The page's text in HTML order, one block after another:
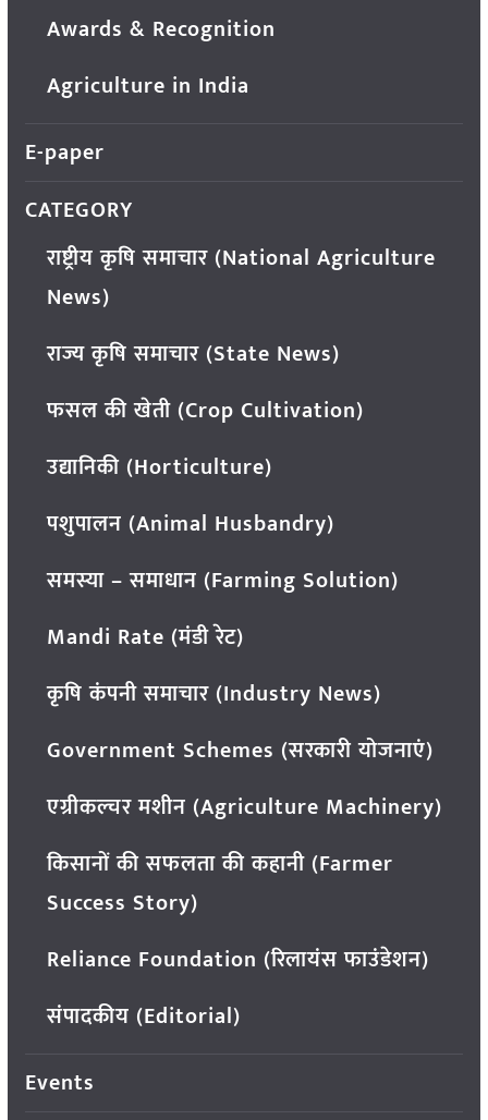
Awards & Recognition
Agriculture in India
E-paper
CATEGORY
राष्ट्रीय कृषि समाचार (National Agriculture
News)
राज्य कृषि समाचार (State News)
फसल की खेती (Crop Cultivation)
उद्यानिकी (Horticulture)
पशुपालन (Animal Husbandry)
समस्या – समाधान (Farming Solution)
Mandi Rate (मंडी रेट)
कृषि कंपनी समाचार (Industry News)
Government Schemes (सरकारी योजनाएं)
एग्रीकल्चर मशीन (Agriculture Machinery)
किसानों की सफलता की कहानी (Farmer
Success Story)
Reliance Foundation (रिलायंस फाउंडेशन)
संपादकीय (Editorial)
Events